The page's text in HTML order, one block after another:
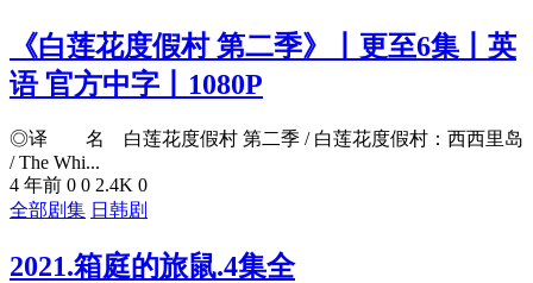
《白莲花度假村 第二季》丨更至6集丨英
语 官方中字丨1080P
◎译 名 白莲花度假村 第二季 / 白莲花度假村：西西里岛
/ The Whi...
4 年前 0 0 2.4K 0
全部剧集 日韩剧
2021.箱庭的旅鼠.4集全